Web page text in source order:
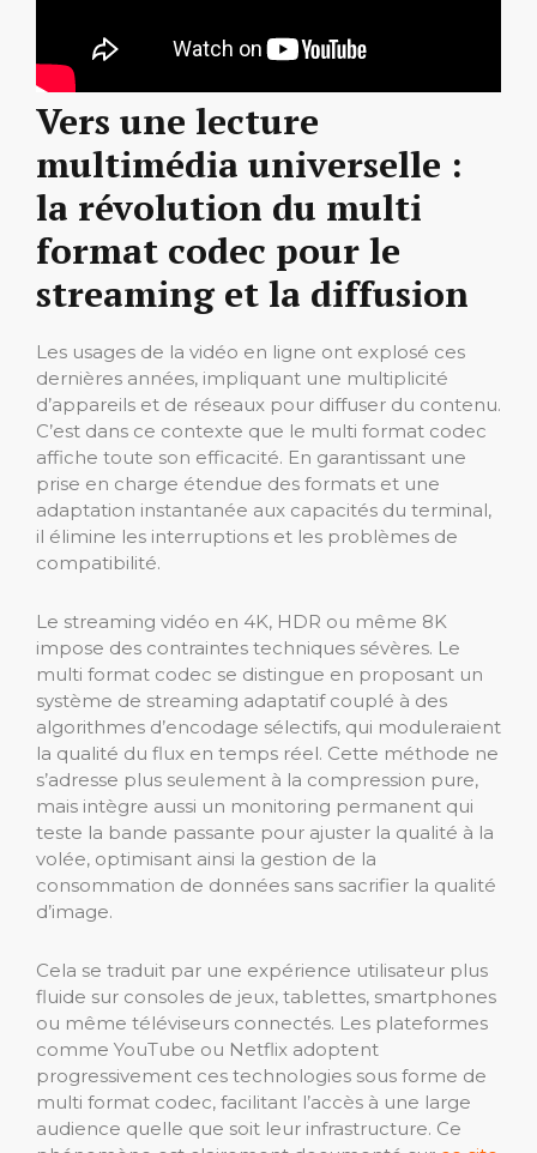
Vers une lecture
multimédia universelle :
la révolution du multi
format codec pour le
streaming et la diffusion
Les usages de la vidéo en ligne ont explosé ces
dernières années, impliquant une multiplicité
d’appareils et de réseaux pour diffuser du contenu.
C’est dans ce contexte que le multi format codec
affiche toute son efficacité. En garantissant une
prise en charge étendue des formats et une
adaptation instantanée aux capacités du terminal,
il élimine les interruptions et les problèmes de
compatibilité.
Le streaming vidéo en 4K, HDR ou même 8K
impose des contraintes techniques sévères. Le
multi format codec se distingue en proposant un
système de streaming adaptatif couplé à des
algorithmes d’encodage sélectifs, qui moduleraient
la qualité du flux en temps réel. Cette méthode ne
s’adresse plus seulement à la compression pure,
mais intègre aussi un monitoring permanent qui
teste la bande passante pour ajuster la qualité à la
volée, optimisant ainsi la gestion de la
consommation de données sans sacrifier la qualité
d’image.
Cela se traduit par une expérience utilisateur plus
fluide sur consoles de jeux, tablettes, smartphones
ou même téléviseurs connectés. Les plateformes
comme YouTube ou Netflix adoptent
progressivement ces technologies sous forme de
multi format codec, facilitant l’accès à une large
audience quelle que soit leur infrastructure. Ce